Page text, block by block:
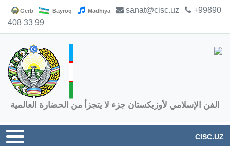
Gerb Bayroq Madhiya sanat@cisc.uz
+99890
408 33 99
الفن الإسلامي لأوزبكستان جزء لا يتجزأ من الحضارة العالمية
CISC.UZ